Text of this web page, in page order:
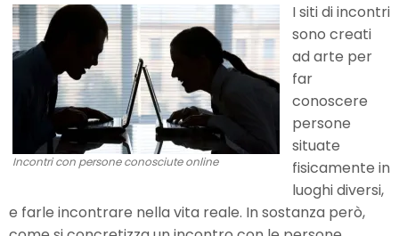
Incontri con persone conosciute online
I siti di incontri
sono creati
ad arte per
far
conoscere
persone
situate
fisicamente in
luoghi diversi,
e farle incontrare nella vita reale. In sostanza però,